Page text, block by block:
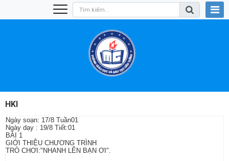
HKI
Ngày soạn: 17/8 Tuần01
Ngày dạy : 19/8 Tiết:01
BÀI 1
GIỚI THIỆU CHƯƠNG TRÌNH
TRÒ CHƠI:"NHANH LÊN BẠN ƠI".